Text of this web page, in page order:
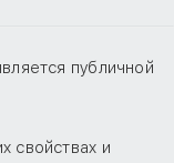
публичной
свойствах и